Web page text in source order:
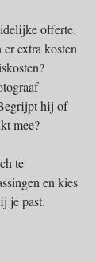
offerte.
extra kosten
hij of
mee?
te
en kies
je past.